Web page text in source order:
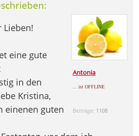
Antonia
... ist OFFLINE
Beiträge: 1108
Lieben!
eine gute
in den
Kristina,
einenen guten